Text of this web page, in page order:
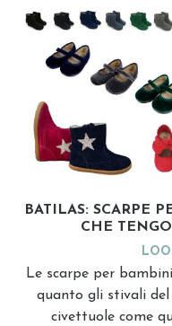
BATILAS: SCARPE
CHE
Le scarpe per
quanto gli stivali
civettuole come